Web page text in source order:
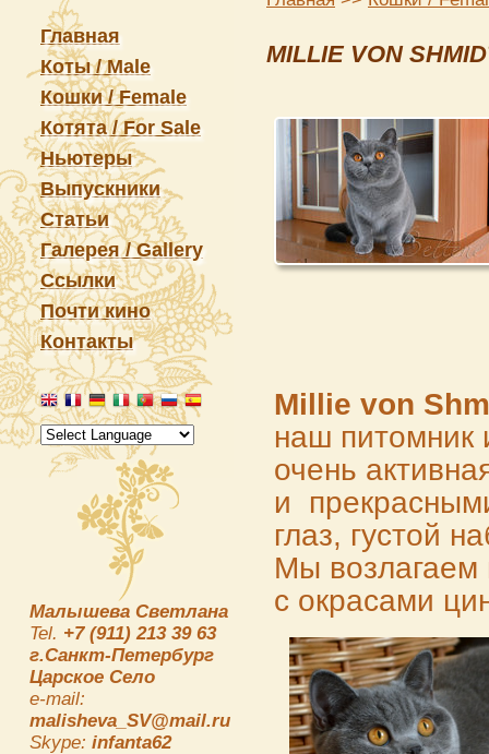
Главная
Коты / Male
Кошки / Female
Котята / For Sale
Ньютеры
Выпускники
Статьи
Галерея / Gallery
Ссылки
Почти кино
Контакты
Малышева Светлана
Tel. +7 (911) 213 39 63
г.Санкт-Петербург
Царское Село
e-mail:
malisheva_SV@mail.ru
Skype: infanta62
MILLIE VON
Millie von
наш питомник
очень
и
глаз, густой
Мы
с окрасами